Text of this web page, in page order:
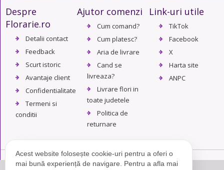
Despre
Florarie.ro
Detalii contact
Feedback
Scurt istoric
Avantaje client
Confidentialitate
Termeni si
conditii
Ajutor comenzi
Cum comand?
Cum platesc?
Aria de livrare
Cand se
livreaza?
Livrare flori in
toate judetele
Politica de
returnare
Link-uri utile
TikTok
Facebook
X
Harta site
ANPC
Acest website folosește cookie-uri pentru a oferi o
mai bună experiență de navigare. Pentru a afla mai